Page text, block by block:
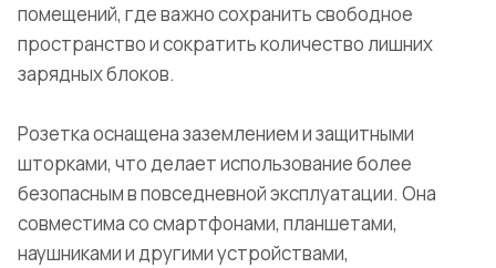
помещений, где важно сохранить свободное
пространство и сократить количество лишних
зарядных блоков.
Розетка оснащена заземлением и защитными
шторками, что делает использование более
безопасным в повседневной эксплуатации. Она
совместима со смартфонами, планшетами,
наушниками и другими устройствами,